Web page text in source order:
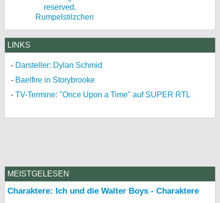
Rumpelstilzchen
LINKS
Darsteller: Dylan Schmid
Baelfire in Storybrooke
TV-Termine: "Once Upon a Time" auf SUPER RTL
MEISTGELESEN
Charaktere: Ich und die Walter Boys - Charaktere